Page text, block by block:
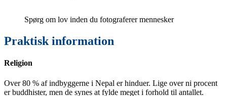
Spørg om lov inden du fotograferer mennesker
Praktisk information
Religion
Over 80 % af indbyggerne i Nepal er hinduer. Lige over ni procent
er buddhister, men de synes at fylde meget i forhold til antallet.